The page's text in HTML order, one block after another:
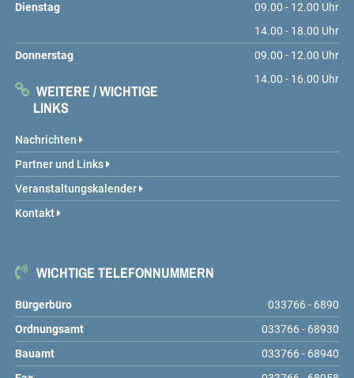
Dienstag
09.00 - 12.00 Uhr
14.00 - 18.00 Uhr
Donnerstag
09.00 - 12.00 Uhr
14.00 - 16.00 Uhr
WEITERE / WICHTIGE
LINKS
Nachrichten
Partner und Links
Veranstaltungskalender
Kontakt
WICHTIGE TELEFONNUMMERN
Bürgerbüro
033766 - 6890
Ordnungsamt
033766 - 68930
Bauamt
033766 - 68940